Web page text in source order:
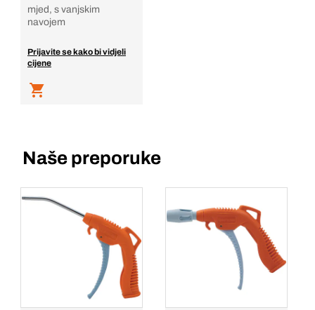
mjed, s vanjskim
navojem
Prijavite se kako bi vidjeli
cijene
Naše preporuke